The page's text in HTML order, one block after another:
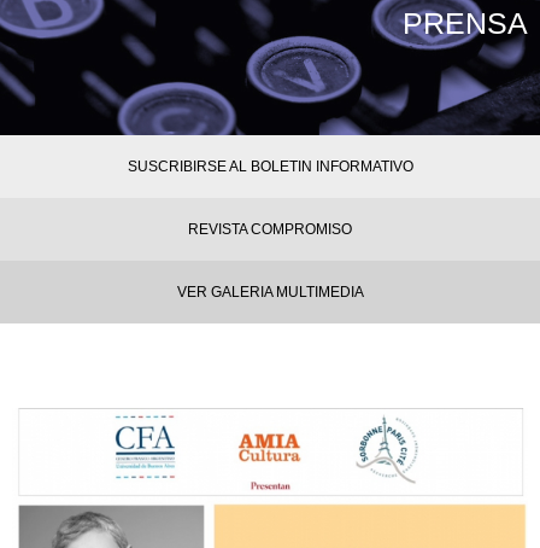
PRENSA
SUSCRIBIRSE AL BOLETIN INFORMATIVO
REVISTA COMPROMISO
VER GALERIA MULTIMEDIA